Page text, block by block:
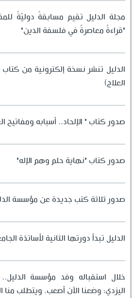
مجلة الدليل تقيم مسابقةً دوليّةً
"قراءةٌ معاصرةٌ في فلسفة الدين"
الدليل تنشر نسخة إلكترونية من كتاب
العلاج)
صدور كتاب " الإلحاد.. أسبابه ومفاتيح
صدور كتاب "نهاية حلم وهم الإله"
صدور ثلاثة كتب جديدة عن مؤسسة
الدليل تبدأ دورتها الثانية لأساتذة
خلال استقباله وفد مؤسسة
اليزدي: وضعنا الآن أصعب، ويتطلب منا